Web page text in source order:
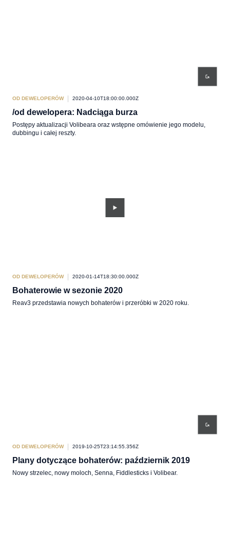
OD DEWELOPERÓW 2020-04-10T18:00:00.000Z
/od dewelopera: Nadciąga burza
Postępy aktualizacji Volibeara oraz wstępne omówienie jego modelu,
dubbingu i całej reszty.
OD DEWELOPERÓW 2020-01-14T18:30:00.000Z
Bohaterowie w sezonie 2020
Reav3 przedstawia nowych bohaterów i przeróbki w 2020 roku.
OD DEWELOPERÓW 2019-10-25T23:14:55.356Z
Plany dotyczące bohaterów: październik 2019
Nowy strzelec, nowy moloch, Senna, Fiddlesticks i Volibear.